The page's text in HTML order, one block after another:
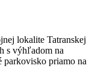
lokalite Tatranskej
s výhľadom na
parkovisko priamo na